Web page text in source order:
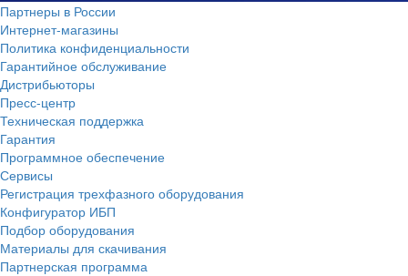
Партнеры в России
Интернет-магазины
Политика конфиденциальности
Гарантийное обслуживание
Дистрибьюторы
Пресс-центр
Техническая поддержка
Гарантия
Программное обеспечение
Сервисы
Регистрация трехфазного оборудования
Конфигуратор ИБП
Подбор оборудования
Материалы для скачивания
Партнерская программа